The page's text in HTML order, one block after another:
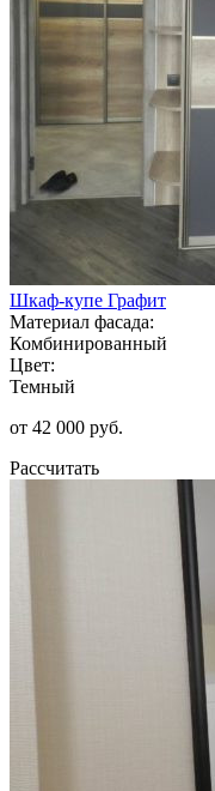
Шкаф-купе Графит
Материал фасада:
Комбинированный
Цвет:
Темный
от 42 000 руб.
Рассчитать